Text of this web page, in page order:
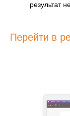
результат
Перейти в